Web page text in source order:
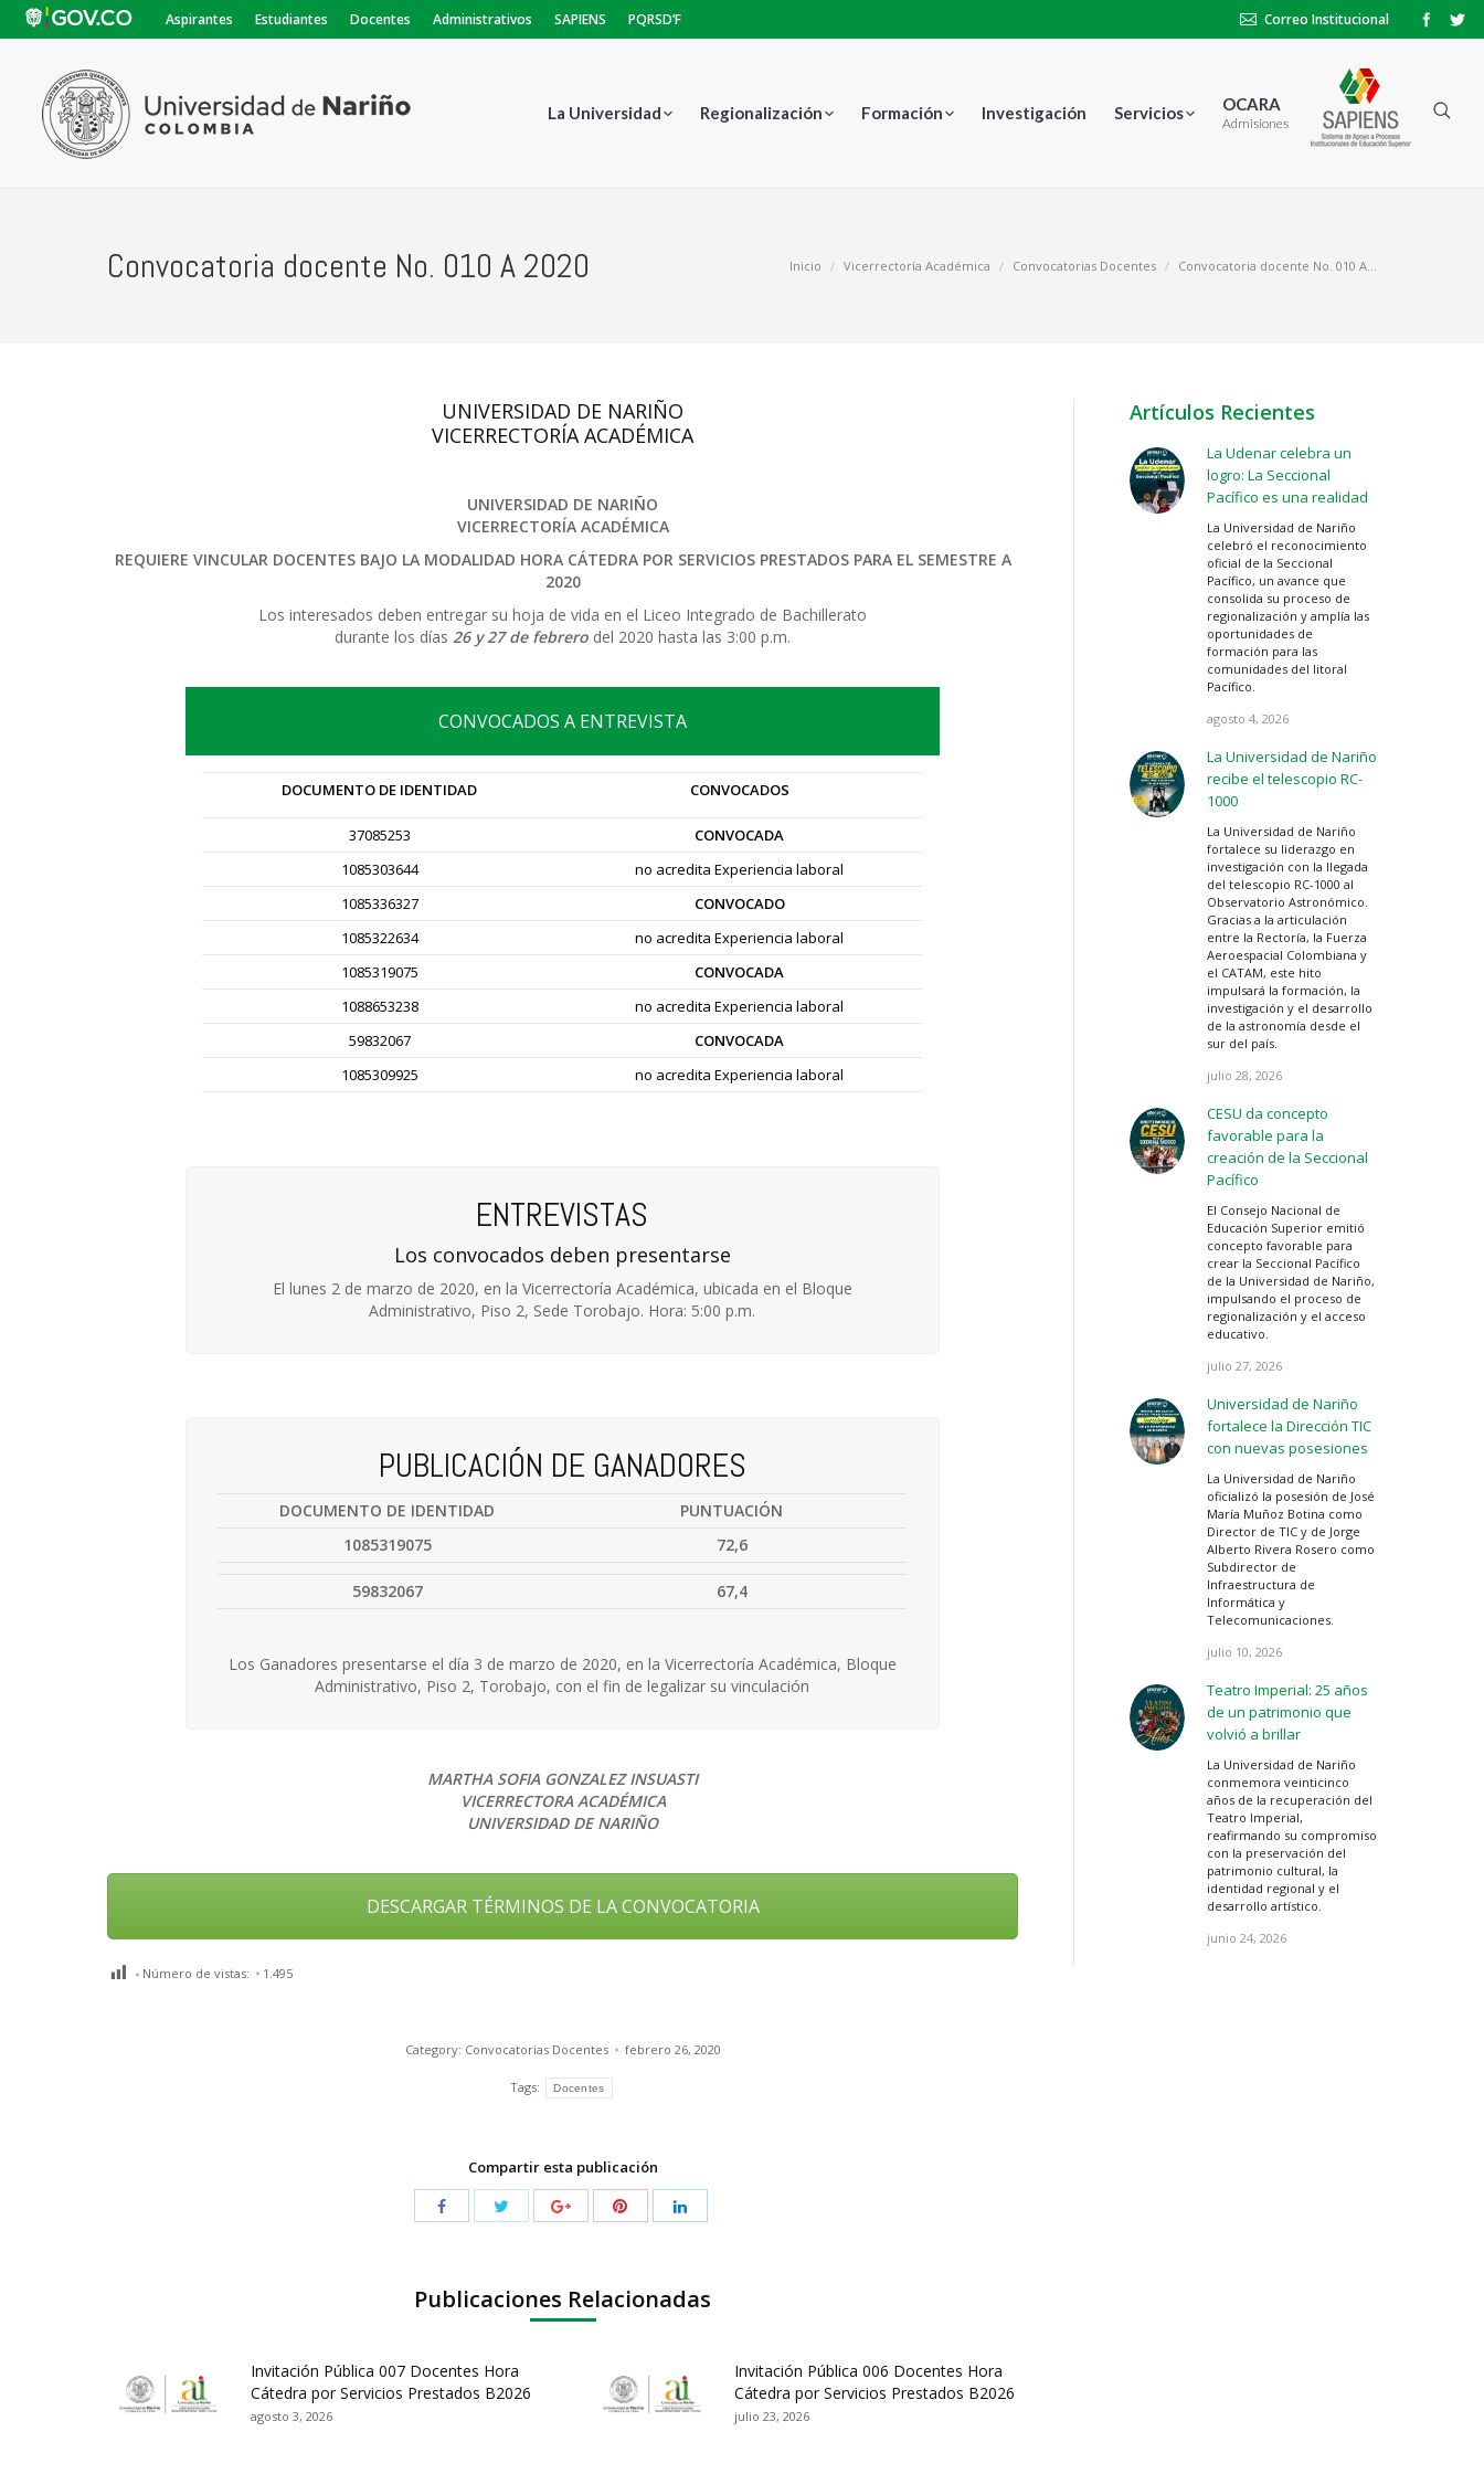
Aspirantes Estudiantes Docentes Administrativos SAPIENS PQRSD’F Correo Institucional
La Universidad Regionalización Formación Investigación Servicios OCARA
Admisiones
Convocatoria docente No. 010 A 2020 Inicio Vicerrectoría Académica Convocatorias Docentes Convocatoria docente No. 010 A…
UNIVERSIDAD DE NARIÑO
VICERRECTORÍA ACADÉMICA
UNIVERSIDAD DE NARIÑO
VICERRECTORÍA ACADÉMICA
REQUIERE VINCULAR DOCENTES BAJO LA MODALIDAD HORA CÁTEDRA POR SERVICIOS PRESTADOS PARAELSEMESTRE A
2020
Los interesados deben entregar su hoja de vida en el Liceo Integrado de Bachillerato
durante los días 26 y 27de febrero del 2020 hasta las 3:00 p.m.
CONVOCADOS A ENTREVISTA
DOCUMENTO DE IDENTIDAD CONVOCADOS
37085253
CONVOCADA
1085303644
no acredita Experiencia laboral
1085336327
CONVOCADO
1085322634
no acredita Experiencia laboral
1085319075
CONVOCADA
1088653238
no acredita Experiencia laboral
59832067
CONVOCADA
1085309925
no acredita Experiencia laboral
ENTREVISTAS
Los convocados deben presentarse
El lunes 2 de marzo de 2020, en la Vicerrectoría Académica, ubicada en el Bloque
Administrativo, Piso 2, Sede Torobajo. Hora: 5:00 p.m.
PUBLICACIÓN DE GANADORES
DOCUMENTO DE IDENTIDAD
PUNTUACIÓN
1085319075
72,6
59832067 67,4
Los Ganadores presentarse el día 3 de marzo de 2020, en la Vicerrectoría Académica, Bloque
Administrativo, Piso 2, Torobajo, con el fin de legalizar su vinculación
MARTHA SOFIA GONZALEZ INSUASTI
VICERRECTORA ACADÉMICA
UNIVERSIDAD DE NARIÑO
DESCARGAR TÉRMINOS DE LA CONVOCATORIA
Número de vistas: 1.495
Category: Convocatorias Docentes febrero 26, 2020
Tags: Docentes
Compartir esta publicación
Publicaciones Relacionadas
Invitación Pública 007 Docentes Hora
Cátedra por Servicios Prestados B2026
agosto 3, 2026
Invitación Pública 006 Docentes Hora
Cátedra por Servicios Prestados B2026
julio 23, 2026
Artículos Recientes
La Udenar celebra un
logro: La Seccional
Pacífico es una realidad
La Universidad de Nariño
celebró el reconocimiento
oficial de la Seccional
Pacífico, un avance que
consolida su proceso de
regionalización y amplía las
oportunidades de
formación para las
comunidades del litoral
Pacífico.
agosto 4, 2026
La Universidad de Nariño
recibe el telescopio RC-
1000
La Universidad de Nariño
fortalece su liderazgo en
investigación con la llegada
del telescopio RC-1000 al
Observatorio Astronómico.
Gracias a la articulación
entre la Rectoría, la Fuerza
Aeroespacial Colombiana y
el CATAM, este hito
impulsará la formación, la
investigación y el desarrollo
de la astronomía desde el
sur del país.
julio 28, 2026
CESU da concepto
favorable para la
creación de la Seccional
Pacífico
El Consejo Nacional de
Educación Superior emitió
concepto favorable para
crear la Seccional Pacífico
de la Universidad de Nariño,
impulsando el proceso de
regionalización y el acceso
educativo.
julio 27, 2026
Universidad de Nariño
fortalece la Dirección TIC
con nuevas posesiones
La Universidad de Nariño
oficializó la posesión de José
María Muñoz Botina como
Director de TIC y de Jorge
Alberto Rivera Rosero como
Subdirector de
Infraestructura de
Informática y
Telecomunicaciones.
julio 10, 2026
Teatro Imperial: 25 años
de un patrimonio que
volvió a brillar
La Universidad de Nariño
conmemora veinticinco
años de la recuperación del
Teatro Imperial,
reafirmando su compromiso
con la preservación del
patrimonio cultural, la
identidad regional y el
desarrollo artístico.
junio 24, 2026